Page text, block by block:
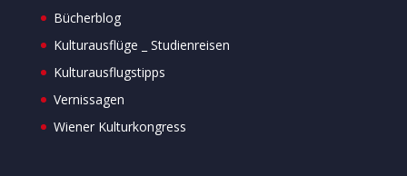
Bücherblog
Kulturausflüge _ Studienreisen
Kulturausflugstipps
Vernissagen
Wiener Kulturkongress